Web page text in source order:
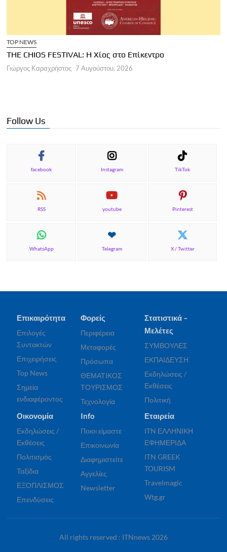
TOP NEWS
THE CHIOS FESTIVAL: Η Χίος στο Επίκεντρο
Γιώργος Καραχρήστος 7 Αυγούστου, 2026
Follow Us
facebook Instagram TikTok
RSS youtube Pinterest
WhatsApp Telegram X / Twitter
Επικαιρότητα
Επιλογές
Συντακτών
Επιχειρήσεις
Top News
Σημεία
ενδιαφέροντος
Φορείς
Περιφέρεια
Μεταφορές
Πρόσωπα
ΘΕΜΑΤΙΚΟΣ
ΤΟΥΡΙΣΜΟΣ
Τεχνολογία
Στατιστικά –
Μελέτες
ΣΥΜΒΟΥΛΕΣ
ΕΚΠΑΙΔΕΥΣΗ
Εκδηλώσεις /
Εκθέσεις
Πολιτική
Οικονομία
Εκδηλώσεις /
Εκθέσεις
Πολιτισμός
Ταξίδια
ΕΞΟΠΛΙΣΜΟΣ
Επενδύσεις
Info
Ποιοι είμαστε
Επικοινωνία
Διαφημιστείτε
Αγγελίες
Newsletter
Εταιρεία
ITN ΕΛΛΗΝΙΚΗ
ΕΦΗΜΕΡΙΔΑ
ITN GREEK
TOURISM
Travelmagic
Wtg.gr
All rights reserved : ITNnews 2026